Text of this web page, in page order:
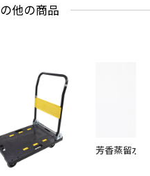
他の商品
芳香蒸留水